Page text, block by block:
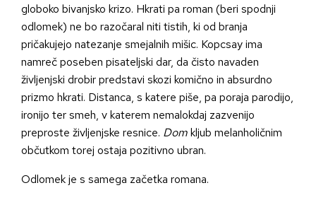
globoko bivanjsko krizo. Hkrati pa roman (beri spodnji
odlomek) ne bo razočaral niti tistih, ki od branja
pričakujejo natezanje smejalnih mišic. Kopcsay ima
namreč poseben pisateljski dar, da čisto navaden
življenjski drobir predstavi skozi komično in absurdno
prizmo hkrati. Distanca, s katere piše, pa poraja parodijo,
ironijo ter smeh, v katerem nemalokdaj zazvenijo
preproste življenjske resnice. Domkljub melanholičnim
občutkom torej ostaja pozitivno ubran.
Odlomek je s samega začetka romana.